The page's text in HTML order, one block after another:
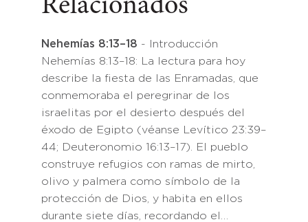
Relacionados
Nehemías 8:13–18 - Introducción
Nehemías 8:13–18: La lectura para hoy
describe la fiesta de las Enramadas, que
conmemoraba el peregrinar de los
israelitas por el desierto después del
éxodo de Egipto (véanse Levítico 23:39–
44; Deuteronomio 16:13–17). El pueblo
construye refugios con ramas de mirto,
olivo y palmera como símbolo de la
protección de Dios, y habita en ellos
durante siete días, recordando el…